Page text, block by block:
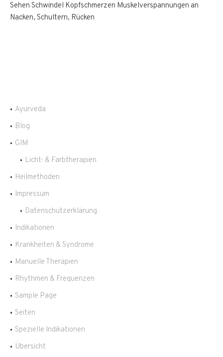
Sehen Schwindel Kopfschmerzen Muskelverspannungen an
Nacken, Schultern, Rücken
Ayurveda
Blog
GIM
Licht- & Farbtherapien
Heilmethoden
Impressum
Datenschutzerklärung
Indikationen
Krankheiten & Syndrome
Manuelle Therapien
Rhythmen & Frequenzen
Sample Page
Seiten
Spezielle Indikationen
Übersicht